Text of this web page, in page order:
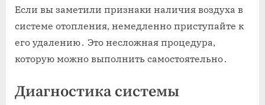
Если вы заметили признаки наличия воздуха в
системе отопления, немедленно приступайте к
его удалению․ Это несложная процедура,
которую можно выполнить самостоятельно․
Диагностика системы